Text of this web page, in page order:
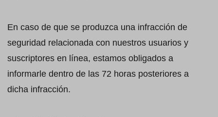
En caso de que se produzca una infracción de
seguridad relacionada con nuestros usuarios y
suscriptores en línea, estamos obligados a
informarle dentro de las 72 horas posteriores a
dicha infracción.